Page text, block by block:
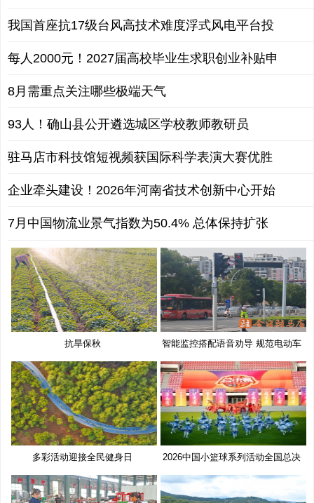
我国首座抗17级台风高技术难度浮式风电平台投
每人2000元！2027届高校毕业生求职创业补贴申
8月需重点关注哪些极端天气
93人！确山县公开遴选城区学校教师教研员
驻马店市科技馆短视频获国际科学表演大赛优胜
企业牵头建设！2026年河南省技术创新中心开始
7月中国物流业景气指数为50.4% 总体保持扩张
抗旱保秋 智能监控搭配语音劝导 规范电动车
多彩活动迎接全民健身日
2026中国小篮球系列活动全国总决
赛